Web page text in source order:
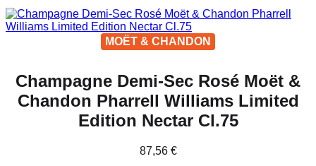
MOËT & CHANDON
Champagne Demi-Sec Rosé Moët &
Chandon Pharrell Williams Limited
Edition Nectar Cl.75
87,56 €